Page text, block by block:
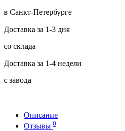
в Санкт-Петербурге
Доставка за 1-3 дня
со склада
Доставка за 1-4 недели
с завода
Описание
Отзывы 0